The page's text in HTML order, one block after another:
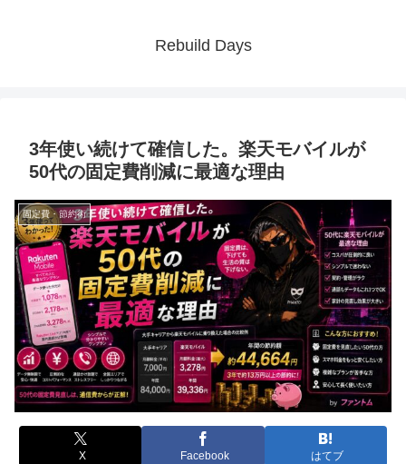
Rebuild Days
3年使い続けて確信した。楽天モバイルが
50代の固定費削減に最適な理由
固定費・節約術
X Facebook はてブ